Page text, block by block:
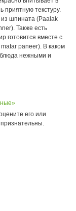
приятную текстуру.
из шпината (Paalak
Также есть
готовится вместе с
paneer). В каком
блюда нежными и
его или